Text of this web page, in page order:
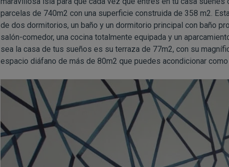
parcelas de 740m2 con una superficie construida de 358 m2.
de dos dormitorios, un baño y un dormitorio principal con baño
salón-comedor, una cocina totalmente equipada y un
sea la casa de tus sueños es su terraza de 77m2, con su
espacio diáfano de más de 80m2 que puedes acondicionar